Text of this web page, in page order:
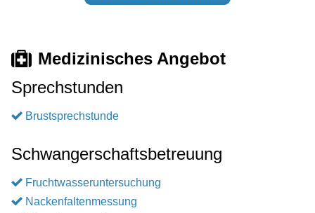
Medizinisches Angebot
Sprechstunden
Brustsprechstunde
Schwangerschaftsbetreuung
Fruchtwasseruntersuchung
Nackenfaltenmessung